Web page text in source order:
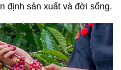
định sản xuất và đời sống.